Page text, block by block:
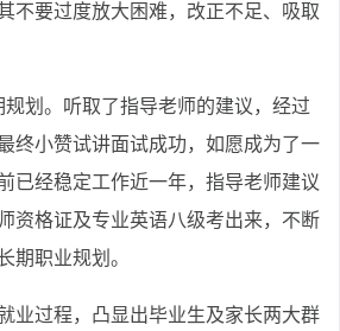
不要过度放大困难，改正不足、吸取
规划。听取了指导老师的建议，经过
终小赞试讲面试成功，如愿成为了一
已经稳定工作近一年，指导老师建议
资格证及专业英语八级考出来，不断
期职业规划。
业过程，凸显出毕业生及家长两大群